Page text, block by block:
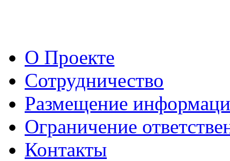
О Проекте
Сотрудничество
Размещение
Ограничение
Контакты